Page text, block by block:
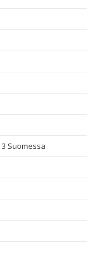
Suomessa